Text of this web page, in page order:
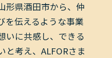
形県酒田市から、仲
を伝えるような事業
いに共感し、できる
と考え、ALFORさま